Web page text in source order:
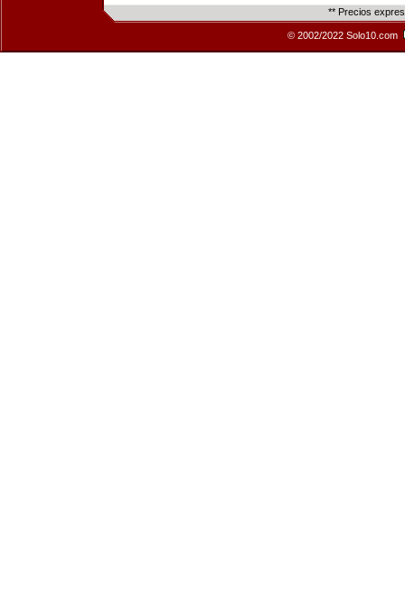
** Precios
© 2002/2022 Solo10.com